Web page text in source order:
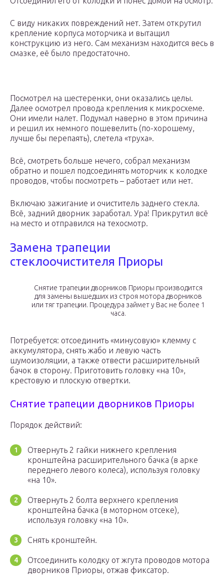
С виду никаких повреждений нет. Затем открутил
крепление корпуса моторчика и вытащил
конструкцию из него. Сам механизм находится весь в
смазке, её было предостаточно.
Посмотрел на шестеренки, они оказались целы.
Далее осмотрел провода крепления к микросхеме.
Они имели налет. Подумал наверно в этом причина
и решил их немного пошевелить (по-хорошему,
лучше бы перепаять), слетела «труха».
Всё, смотреть больше нечего, собрал механизм
обратно и пошел подсоединять моторчик к колодке
проводов, чтобы посмотреть – работает или нет.
Включаю зажигание и очиститель заднего стекла.
Всё, задний дворник заработал. Ура! Прикрутил всё
на место и отправился на техосмотр.
Замена трапеции
стеклоочистителя Приоры
Снятие трапеции дворников Приоры производится
для замены вышедших из строя мотора дворников
или тяг трапеции. Процедура займет у Вас не более 1
часа.
Потребуется: отсоединить «минусовую» клемму с
аккумулятора, снять жабо и левую часть
шумоизоляции, а также отвести расширительный
бачок в сторону. Приготовить головку «на 10»,
крестовую и плоскую отвертки.
Снятие трапеции дворников Приоры
Порядок действий:
Отвернуть 2 гайки нижнего крепления
кронштейна расширительного бачка (в арке
переднего левого колеса), используя головку
«на 10».
Отвернуть 2 болта верхнего крепления
кронштейна бачка (в моторном отсеке),
используя головку «на 10».
Снять кронштейн.
Отсоединить колодку от жгута проводов мотора
дворников Приоры, отжав фиксатор.